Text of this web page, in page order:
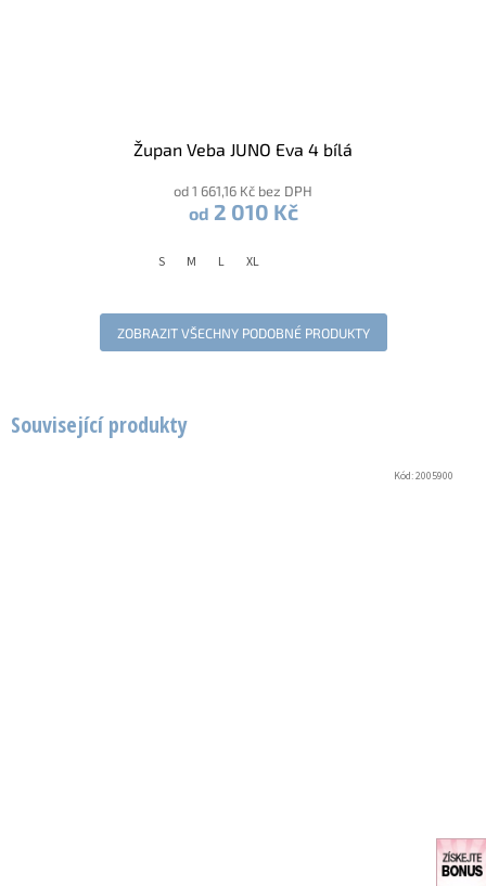
Související produkty
Kód:2005900
Župan Veba JUNO Eva 4 bílá
od 1 661,16 Kč bez DPH
od 2 010 Kč
S M L XL
ZOBRAZIT VŠECHNY PODOBNÉ PRODUKTY